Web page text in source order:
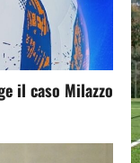
il caso Milazzo